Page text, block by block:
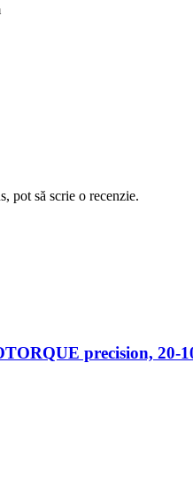
pot să scrie o recenzie.
precision, 20-